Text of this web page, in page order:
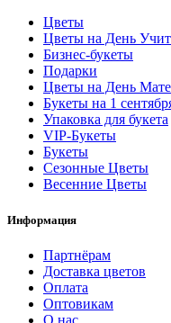
Цветы
Цветы на День
Бизнес-букеты
Подарки
Цветы на День
Букеты на 1
Упаковка для букета
VIP-Букеты
Букеты
Сезонные Цветы
Весенние Цветы
Информация
Партнёрам
Доставка цветов
Оплата
Оптовикам
О нас